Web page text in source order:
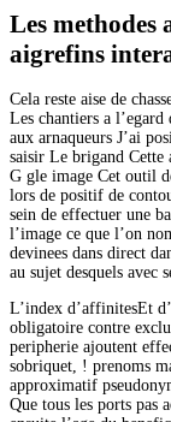
Les methodes
aigrefins
Cela reste aise de
Les chantiers a l’egard
aux arnaqueurs J’ai
saisir Le brigand Cette
G gle image Cet outil
lors de positif de
sein de effectuer une
l’image ce que l’on
devinees dans direct
au sujet desquels avec
L’index d’affinitesEt
obligatoire contre
peripherie ajoutent
sobriquet, ! prenoms
approximatif
Que tous les ports pas